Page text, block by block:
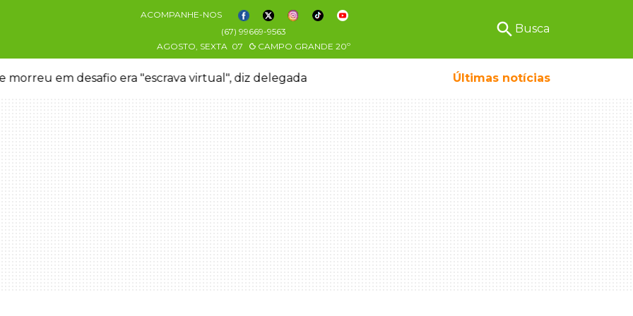
ACOMPANHE-NOS
(67) 99669-9563
AGOSTO, SEXTA 07 CAMPO GRANDE 20º
search Busca
morreu em desafio era "escrava virtual", diz delegada Últimas notícias